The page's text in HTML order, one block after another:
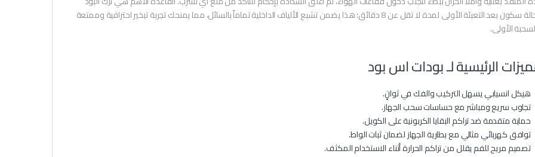
في حالة سكون بعد التعبئة الأولى لمدة لا تقل عن 8 دقائق؛ هذا يضمن تشبع الألياف الداخلية تماماً بالسائل، مما يمنحك تجربة تبخير احترافية وممتعة
الأولى.
الرئيسية لـ بودات اس بود
هيكل انسيابي يسهل التركيب والفك في ثوانٍ.
تجاوب سريع ومباشر مع حساسات سحب الجهاز.
حماية متقدمة ضد تراكم البقايا الكربونية على الكويل.
توافق كهربائي مثالي مع بطارية الجهاز لضمان ثبات الواط.
تصميم مريح للفم يقلل من تراكم الحرارة أثناء الاستخدام المكثف.